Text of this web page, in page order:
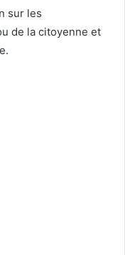
sur les
de la citoyenne et